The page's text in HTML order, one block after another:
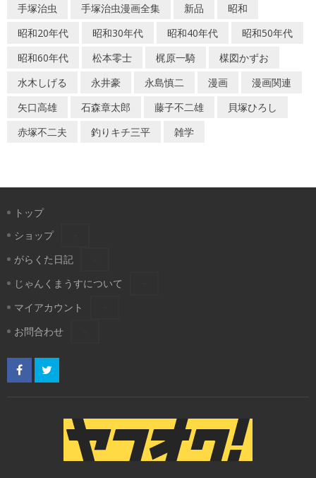
手塚治虫
手塚治虫漫画全集 新品
昭和
昭和20年代
昭和30年代 昭和40年代
昭和50年代
昭和60年代
松本零士 梶原一騎
楳図かずお
水木しげる
永井豪 永島慎二 漫画
漫画関連
矢口高雄
石森章太郎 藤子不二雄
貝塚ひろし
赤塚不二夫
釣りキチ三平 雑学
トップ
ショップ
がらくた日記
じゃんくまうすについて
マイアカウント
お問合わせ